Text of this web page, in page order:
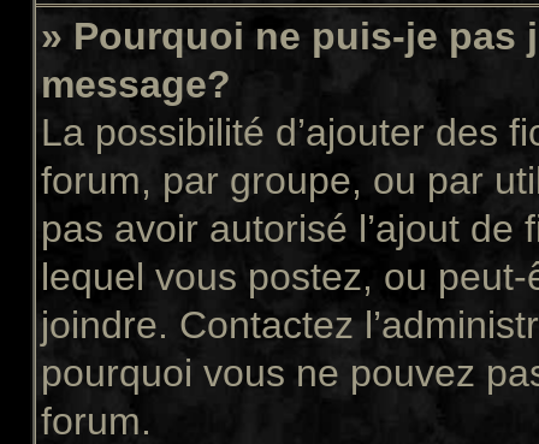
» Pourquoi ne puis-je pas
message?
La possibilité d’ajouter des
forum, par groupe, ou par
pas avoir autorisé l’ajout
lequel vous postez, ou
joindre. Contactez
pourquoi vous ne pouvez
forum.